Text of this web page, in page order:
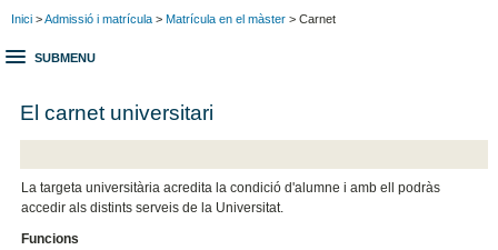
Inici >Admissió i matrícula > Matrícula en el màster > Carnet
SUBMENU
El carnet universitari
La targeta universitària acredita la condició d'alumne i amb ell podràs
accedir als distints serveis de la Universitat.
Funcions